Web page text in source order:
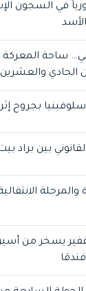
في السجون
ساحة المعركة
الحادي والعشرين
بجروح
بين براد
والمرحلة
يسخر من